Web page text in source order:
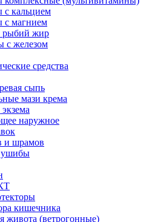
кальцием
с магнием
рыбий жир
с железом
средства
сыпь
мази крема
наружное
и шрамов
ушибы
кишечника
живота (ветрогонные)